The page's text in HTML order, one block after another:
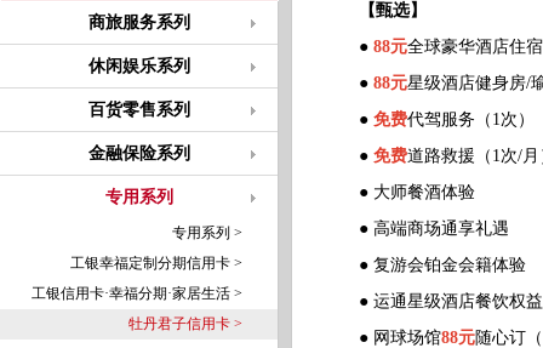
商旅服务系列
休闲娱乐系列
百货零售系列
金融保险系列
专用系列
专用系列 >
工银幸福定制分期信用卡 >
工银信用卡·幸福分期·家居生活 >
牡丹君子信用卡 >
【甄选】
● 88元全球豪华酒店住
● 88元星级酒店健身房/
● 免费代驾服务（1次）
● 免费道路救援（1次/月
● 大师餐酒体验
● 高端商场通享礼遇
● 复游会铂金会籍体验
● 运通星级酒店餐饮权益
● 网球场馆88元随心订